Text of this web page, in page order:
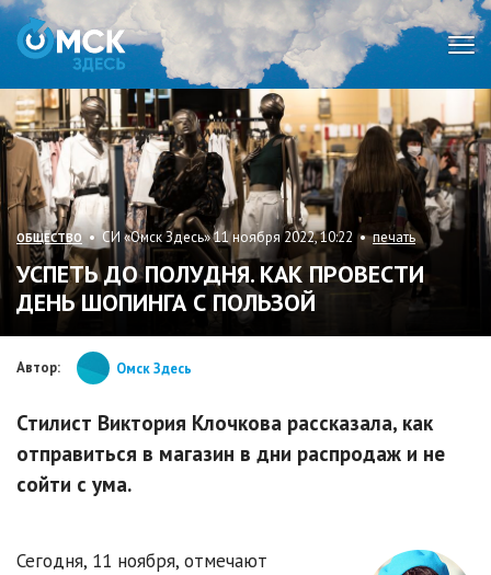
ОБЩЕСТВО• СИ «Омск Здесь» 11 ноября 2022, 10:22 •печать
УСПЕТЬ ДО ПОЛУДНЯ. КАК ПРОВЕСТИ
ДЕНЬ ШОПИНГА С ПОЛЬЗОЙ
Автор: Омск Здесь
Стилист Виктория Клочкова рассказала, как
отправиться в магазин в дни распродаж и не
сойти с ума.
Сегодня, 11 ноября, отмечают